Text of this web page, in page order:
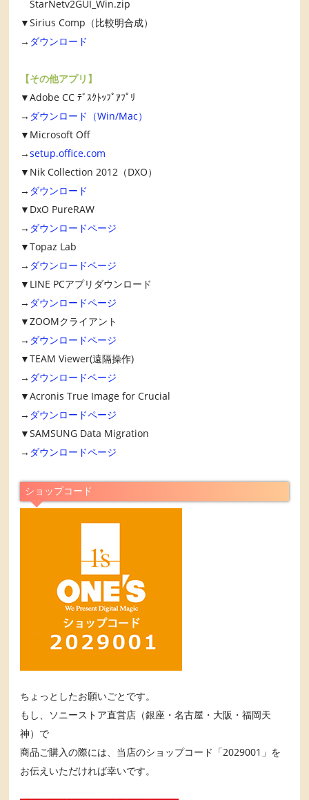
StarNetv2GUI_Win.zip
▼Sirius Comp（比較明合成）
→ ダウンロード
【その他アプリ】
▼Adobe CC ﾃﾞｽｸﾄｯﾌﾟｱﾌﾟﾘ
→ ダウンロード（Win/Mac）
▼Microsoft Off
→setup.office.com
▼Nik Collection 2012（DXO）
→ ダウンロード
▼DxO PureRAW
→ ダウンロードページ
▼Topaz Lab
→ ダウンロードページ
▼LINE PCアプリダウンロード
→ ダウンロードページ
▼ZOOMクライアント
→ ダウンロードページ
▼TEAM Viewer(遠隔操作)
→ ダウンロードページ
▼Acronis True Image for Crucial
→ ダウンロードページ
▼SAMSUNG Data Migration
→ ダウンロードページ
ショップコード
ちょっとしたお願いごとです。
もし、ソニーストア直営店（銀座・名古屋・大阪・福岡天
神）で
商品ご購入の際には、当店のショップコード「2029001」を
お伝えいただければ幸いです。